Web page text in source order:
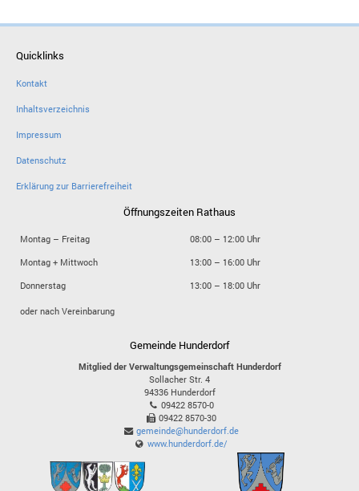
Quicklinks
Kontakt
Inhaltsverzeichnis
Impressum
Datenschutz
Erklärung zur Barrierefreiheit
Öffnungszeiten Rathaus
Montag – Freitag
08:00 – 12:00 Uhr
Montag + Mittwoch
13:00 – 16:00 Uhr
Donnerstag
13:00 – 18:00 Uhr
oder nach Vereinbarung
Gemeinde Hunderdorf
Mitglied der Verwaltungsgemeinschaft Hunderdorf
Sollacher Str. 4
94336 Hunderdorf
09422 8570-0
09422 8570-30
gemeinde@hunderdorf.de
www.hunderdorf.de/